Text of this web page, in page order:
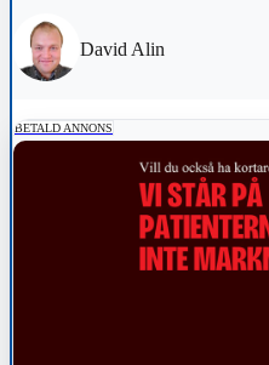
David Alin
BETALD ANNONS